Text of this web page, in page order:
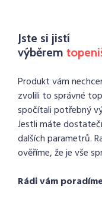
Jste si jistí
výběrem
Produkt vám
zvolili to správné
spočítali potřebný
Jestli máte
dalších parametrů.
ověříme, že je vše
Rádi vám